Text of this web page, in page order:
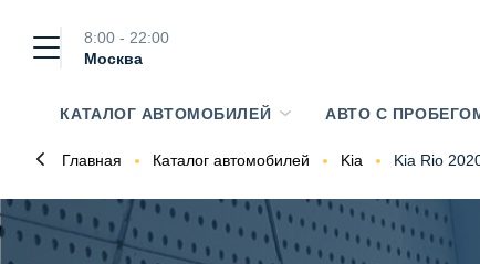
8:00 - 22:00
Москва
КАТАЛОГ АВТОМОБИЛЕЙ АВТО С
Главная Каталог автомобилей Kia Kia Rio